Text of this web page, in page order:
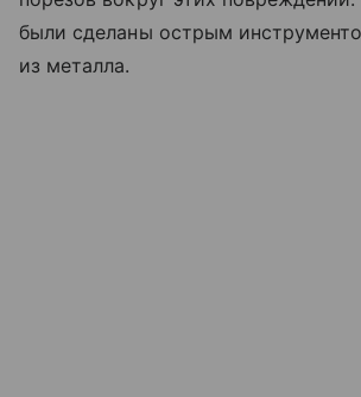
были сделаны острым
из металла.